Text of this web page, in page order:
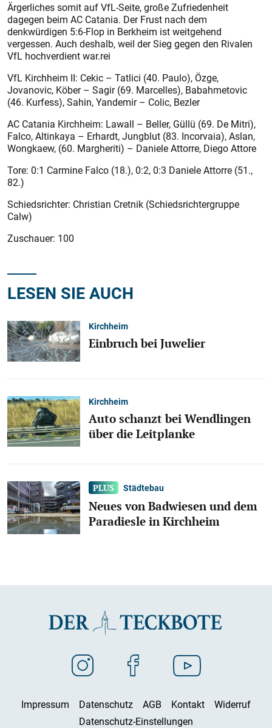
Ärgerliches somit auf VfL-Seite, große Zufriedenheit
dagegen beim AC Catania. Der Frust nach dem
denkwürdigen 5:6-Flop in Berkheim ist weitgehend
vergessen. Auch deshalb, weil der Sieg gegen den Rivalen
VfL hochverdient war.rei
VfL Kirchheim II: Cekic – Tatlici (40. Paulo), Özge,
Jovanovic, Köber – Sagir (69. Marcelles), Babahmetovic
(46. Kurfess), Sahin, Yandemir – Colic, Bezler
AC Catania Kirchheim: Lawall – Beller, Güllü (69. De Mitri),
Falco, Altinkaya – Erhardt, Jungblut (83. Incorvaia), Aslan,
Wongkaew, (60. Margheriti) – Daniele Attorre, Diego Attore
Tore: 0:1 Carmine Falco (18.), 0:2, 0:3 Daniele Attorre (51.,
82.)
Schiedsrichter: Christian Cretnik (Schiedsrichtergruppe
Calw)
Zuschauer: 100
LESEN SIE AUCH
Kirchheim
Einbruch bei Juwelier
Kirchheim
Auto schanzt bei Wendlingen
über die Leitplanke
Städtebau
Neues von Badwiesen und dem
Paradiesle in Kirchheim
Impressum Datenschutz AGB Kontakt
Widerruf
Datenschutz-Einstellungen